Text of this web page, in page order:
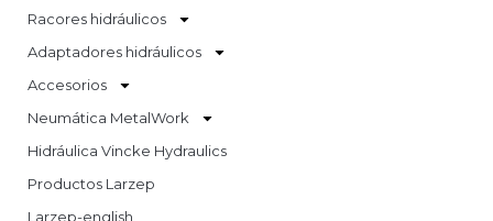
Racores hidráulicos
Adaptadores hidráulicos
Accesorios
Neumática MetalWork
Hidráulica Vincke Hydraulics
Productos Larzep
Larzep-english